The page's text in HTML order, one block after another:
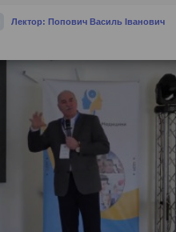
Лектор: Попович Василь Іванович